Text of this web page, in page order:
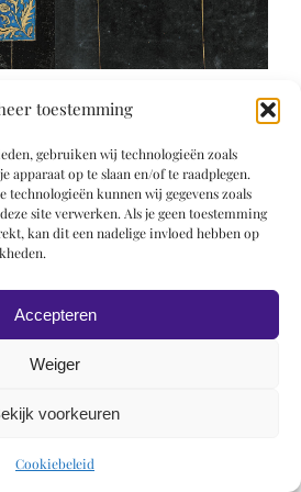
toestemming
gebruiken wij technologieën zoals
apparaat op te slaan en/of te raadplegen.
technologieën kunnen wij gegevens zoals
site verwerken. Als je geen toestemming
kan dit een nadelige invloed hebben op
Accepteren
Weiger
voorkeuren
Cookiebeleid
| Powered byROCK Design